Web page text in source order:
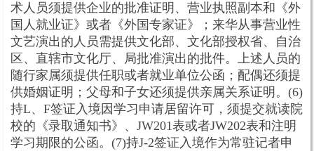
术人员须提供企业的批准证明、营业执照副本和《外
国人就业证》或者《外国专家证》；来华从事营业性
文艺演出的人员需提供文化部、文化部授权省、自治
区、直辖市文化厅、局批准演出的批件。上述人员的
随行家属须提供任职或者就业单位公函；配偶还须提
供婚姻证明；父母和子女还须提供亲属关系证明。(6)
持L、F签证入境因学习申请居留许可，须提交就读院
校的《录取通知书》、JW201表或者JW202表和注明
学习期限的公函。(7)持J-2签证入境作为常驻记者申